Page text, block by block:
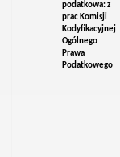
podatkowa: z
prac Komisji
Kodyfikacyjnej
Ogólnego
Prawa
Podatkowego